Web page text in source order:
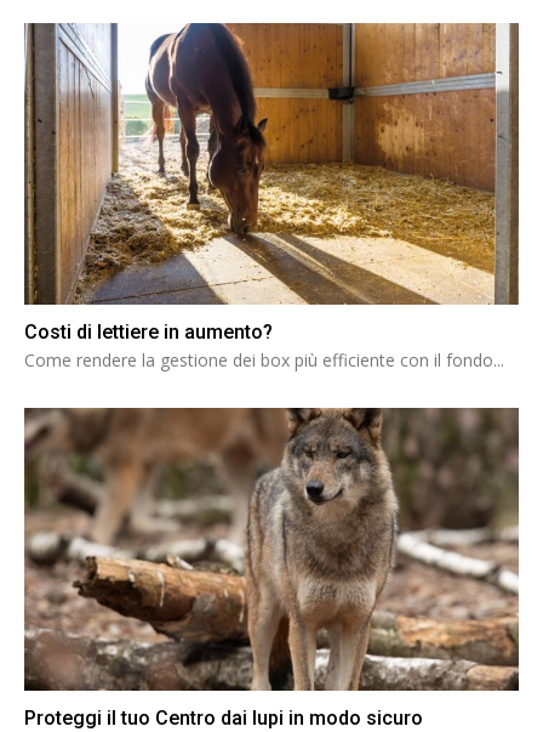
Costi di lettiere in aumento?
Come rendere la gestione dei box più efficiente con il fondo...
Proteggi il tuo Centro dai lupi in modo sicuro